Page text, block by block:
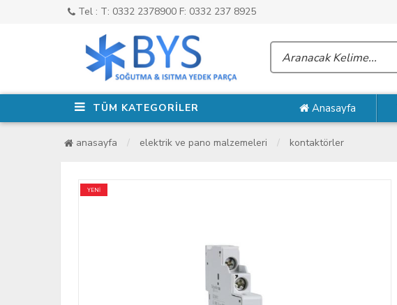
Tel : T: 0332 2378900 F: 0332 237 8925
TÜM KATEGORİLER Anasayfa
anasayfa elektrik ve pano malzemeleri kontaktörler
YENİ